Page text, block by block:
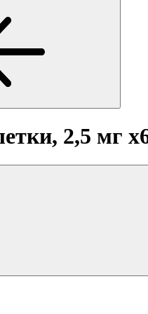
2,5 мг